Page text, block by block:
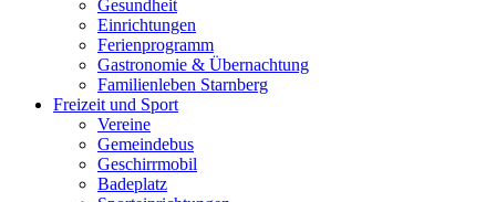
Gesundheit
Einrichtungen
Ferienprogramm
Gastronomie & Übernachtung
Familienleben Starnberg
Freizeit und Sport
Vereine
Gemeindebus
Geschirrmobil
Badeplatz